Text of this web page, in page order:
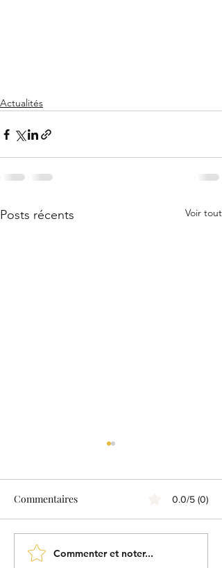
Actualités
Posts récents Voir tout
Pour une rentrée cool,
Commentaires 0.0/5 (0)
Commenter et noter...